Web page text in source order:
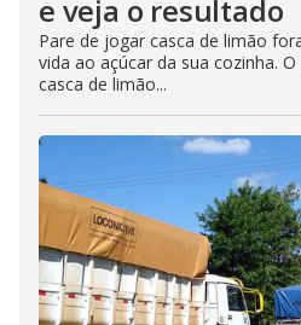
e veja o resultado
Pare de jogar casca de limão
vida ao açúcar da sua cozinha.
casca de limão...